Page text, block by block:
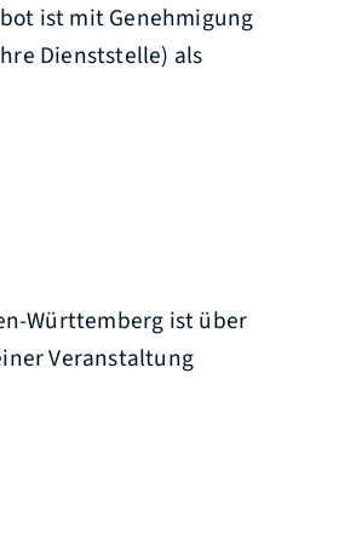
ist mit Genehmigung
Dienststelle) als
Württemberg ist über
Veranstaltung